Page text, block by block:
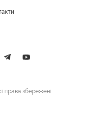
права збережені